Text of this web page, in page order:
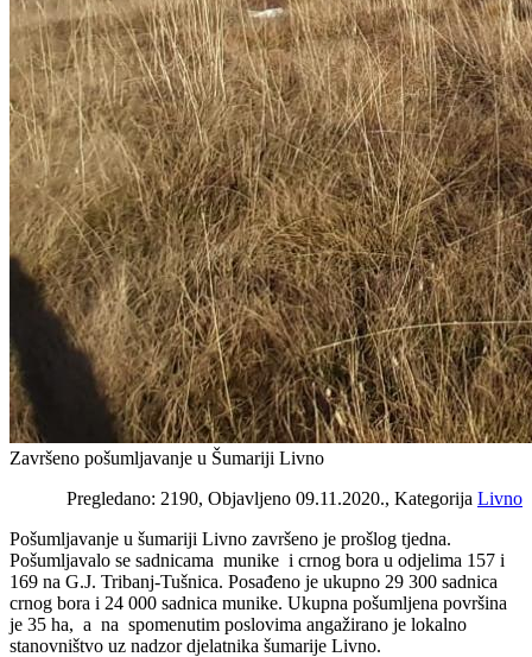
Završeno pošumljavanje u Šumariji Livno
Pregledano: 2190, Objavljeno 09.11.2020., Kategorija Livno
Pošumljavanje u šumariji Livno završeno je prošlog tjedna.
Pošumljavalo se sadnicama munike i crnog bora u odjelima 157 i
169 na G.J. Tribanj-Tušnica. Posađeno je ukupno 29 300 sadnica
crnog bora i 24 000 sadnica munike. Ukupna pošumljena površina
je 35 ha, a na spomenutim poslovima angažirano je lokalno
stanovništvo uz nadzor djelatnika šumarije Livno.